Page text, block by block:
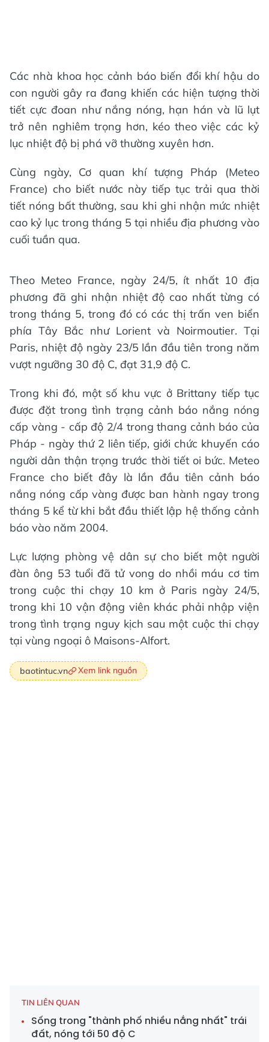
Các nhà khoa học cảnh báo biến đổi khí hậu do
con người gây ra đang khiến các hiện tượng thời
tiết cực đoan như nắng nóng, hạn hán và lũ lụt
trở nên nghiêm trọng hơn, kéo theo việc các kỷ
lục nhiệt độ bị phá vỡ thường xuyên hơn.
Cùng ngày, Cơ quan khí tượng Pháp (Meteo
France) cho biết nước này tiếp tục trải qua thời
tiết nóng bất thường, sau khi ghi nhận mức nhiệt
cao kỷ lục trong tháng 5 tại nhiều địa phương vào
cuối tuần qua.
Theo Meteo France, ngày 24/5, ít nhất 10 địa
phương đã ghi nhận nhiệt độ cao nhất từng có
trong tháng 5, trong đó có các thị trấn ven biển
phía Tây Bắc như Lorient và Noirmoutier. Tại
Paris, nhiệt độ ngày 23/5 lần đầu tiên trong năm
vượt ngưỡng 30 độ C, đạt 31,9 độ C.
Trong khi đó, một số khu vực ở Brittany tiếp tục
được đặt trong tình trạng cảnh báo nắng nóng
cấp vàng - cấp độ 2/4 trong thang cảnh báo của
Pháp - ngày thứ 2 liên tiếp, giới chức khuyến cáo
người dân thận trọng trước thời tiết oi bức. Meteo
France cho biết đây là lần đầu tiên cảnh báo
nắng nóng cấp vàng được ban hành ngay trong
tháng 5 kể từ khi bắt đầu thiết lập hệ thống cảnh
báo vào năm 2004.
Lực lượng phòng vệ dân sự cho biết một người
đàn ông 53 tuổi đã tử vong do nhồi máu cơ tim
trong cuộc thi chạy 10 km ở Paris ngày 24/5,
trong khi 10 vận động viên khác phải nhập viện
trong tình trạng nguy kịch sau một cuộc thi chạy
tại vùng ngoại ô Maisons-Alfort.
baotintuc.vn Xem link nguồn
TIN LIÊN QUAN
Sống trong "thành phố nhiều nắng nhất" trái
đất, nóng tới 50 độ C